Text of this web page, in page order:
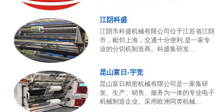
江阴科盛
江阴市科盛机械有限公司位于江苏省江阴
市，毗邻上海，交通十分便利,是一家专
业的分切机制造商。科盛集研发...
昆山富日-宇竞
昆山富日精密机械有限公司是一家集研
发、生产、销售、服务为一体的专业电子
机械制造企业。采用欧洲同类机械...